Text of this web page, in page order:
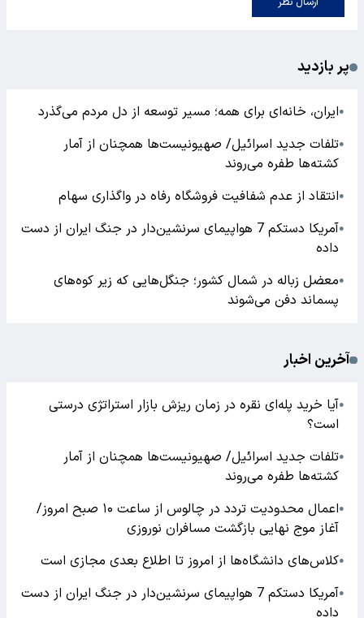
پر بازدید
●ایران، خانه‌ای برای همه؛ مسیر توسعه از دل مردم می‌گذرد
●تلفات جدید اسرائیل/ صهیونیست‌ها همچنان از آمار
کشته‌ها طفره می‌روند
●انتقاد از عدم شفافیت فروشگاه رفاه در واگذاری سهام
●
آمریکا دستکم 7 هواپیمای سرنشین‌دار در جنگ ایران از دست
داده
●معضل زباله در شمال کشور؛ جنگل‌هایی که زیر کوه‌های
پسماند دفن می‌شوند
آخرین اخبار
●آیا خرید پله‌ای نقره در زمان ریزش بازار استراتژی درستی
است؟
●تلفات جدید اسرائیل/ صهیونیست‌ها همچنان از آمار
کشته‌ها طفره می‌روند
●
اعمال محدودیت تردد در چالوس از ساعت ۱۰ صبح امروز/
آغاز موج نهایی بازگشت مسافران نوروزی
●کلاس‌های دانشگاه‌ها از امروز تا اطلاع بعدی مجازی است
●
آمریکا دستکم 7 هواپیمای سرنشین‌دار در جنگ ایران از دست
داده